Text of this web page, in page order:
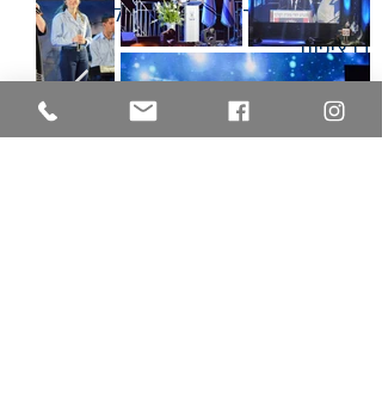
מפיקה את עצרות החייל מזה 7 שנים
ברציפות.